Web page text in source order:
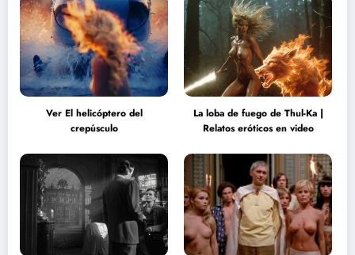
Ver El helicóptero del
crepúsculo
La loba de fuego de Thul-Ka |
Relatos eróticos en video